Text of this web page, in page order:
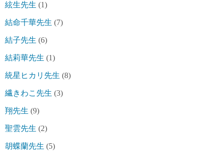
絃生先生 (1)
結命千華先生 (7)
結子先生 (6)
結莉華先生 (1)
統星ヒカリ先生 (8)
繊きわこ先生 (3)
翔先生 (9)
聖雲先生 (2)
胡蝶蘭先生 (5)